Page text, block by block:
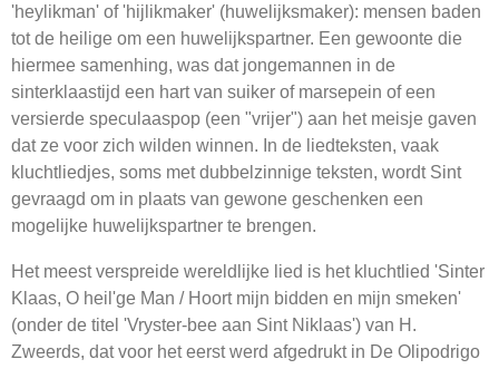
'heylikman' of 'hijlikmaker' (huwelijksmaker): mensen baden
tot de heilige om een huwelijkspartner. Een gewoonte die
hiermee samenhing, was dat jongemannen in de
sinterklaastijd een hart van suiker of marsepein of een
versierde speculaaspop (een "vrijer") aan het meisje gaven
dat ze voor zich wilden winnen. In de liedteksten, vaak
kluchtliedjes, soms met dubbelzinnige teksten, wordt Sint
gevraagd om in plaats van gewone geschenken een
mogelijke huwelijkspartner te brengen.
Het meest verspreide wereldlijke lied is het kluchtlied 'Sinter
Klaas, O heil'ge Man / Hoort mijn bidden en mijn smeken'
(onder de titel 'Vryster-bee aan Sint Niklaas') van H.
Zweerds, dat voor het eerst werd afgedrukt in De Olipodrigo